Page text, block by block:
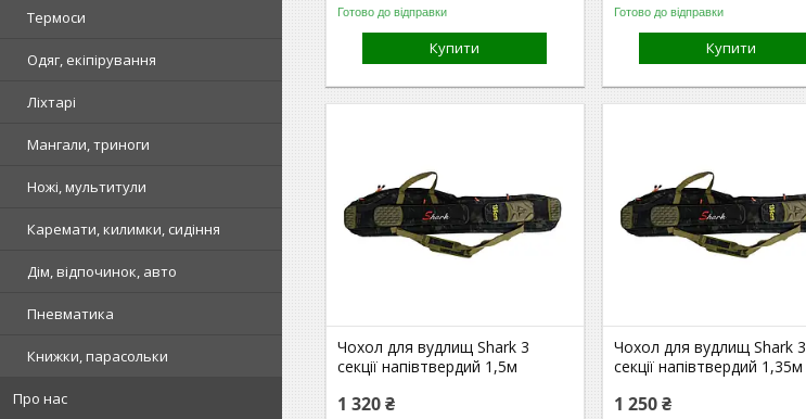
Термоси
Одяг, екіпірування
Ліхтарі
Мангали, триноги
Ножі, мультитули
Каремати, килимки, сидіння
Дім, відпочинок, авто
Пневматика
Книжки, парасольки
Про нас
Готово до відправки
Купити
Готово до відправки
Купити
Чохол для вудлищ Shark 3
секції напівтвердий 1,5м
1 320 ₴
Чохол для вудлищ Shark 3
секції напівтвердий 1,35м
1 250 ₴